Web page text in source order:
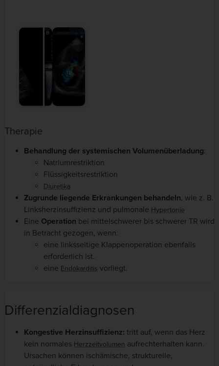
Therapie
Behandlung der systemischen Volumenüberladung:
Natriumrestriktion
Flüssigkeitsrestriktion
Diuretika
Zugrunde liegende Erkrankungen behandeln, wie z. B.
Linksherzinsuffizienz und pulmonale Hypertonie
Eine Operation bei mittelschwerer bis schwerer TR wird
in Betracht gezogen, wenn:
eine linksseitige Klappenoperation ebenfalls
erforderlich ist.
eine Endokarditis vorliegt.
Differenzialdiagnosen
Kongestive Herzinsuffizienz: tritt auf, wenn das Herz
kein normales Herzzeitvolumen aufrechterhalten kann.
Ursachen können ischämische, strukturelle,